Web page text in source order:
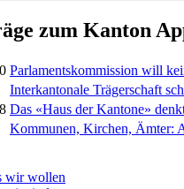
zum Kanton
Parlamentskommission will
Interkantonale Trägerschaft
Das «Haus der Kantone»
Kommunen, Kirchen, Ämter:
wir wollen